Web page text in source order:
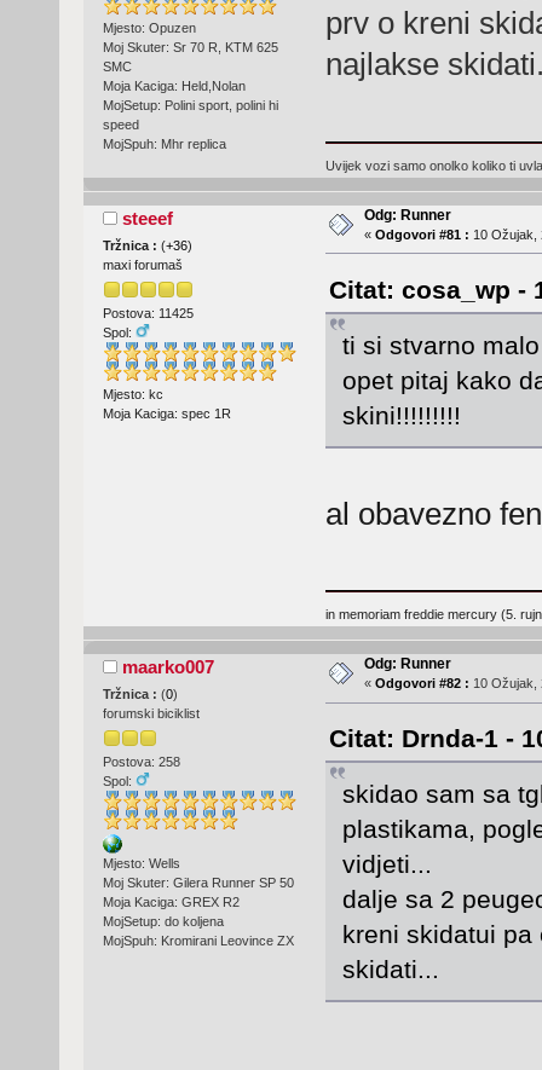
Mjesto: Opuzen
Moj Skuter: Sr 70 R, KTM 625
SMC
Moja Kaciga: Held,Nolan
MojSetup: Polini sport, polini hi
speed
MojSpuh: Mhr replica
prv o kreni
najlakse
Uvijek vozi samo onolko koliko ti
steeef
Tržnica : (+36)
maxi forumaš
Postova: 11425
Spol:
Mjesto: kc
Moja Kaciga: spec 1R
Odg: Runner
« Odgovori #81 : 10 Ožujak,
Citat: cosa_wp -
ti si stvarno
opet pitaj kako
skini!!!!!!!!!
al obavezno
in memoriam freddie mercury (5.
maarko007
Tržnica : (0)
forumski biciklist
Postova: 258
Spol:
Mjesto: Wells
Moj Skuter: Gilera Runner SP 50
Moja Kaciga: GREX R2
MojSetup: do koljena
MojSpuh: Kromirani Leovince ZX
Odg: Runner
« Odgovori #82 : 10 Ožujak,
Citat: Drnda-1 -
skidao sam sa
plastikama,
vidjeti...
dalje sa 2
kreni skidatui
skidati...